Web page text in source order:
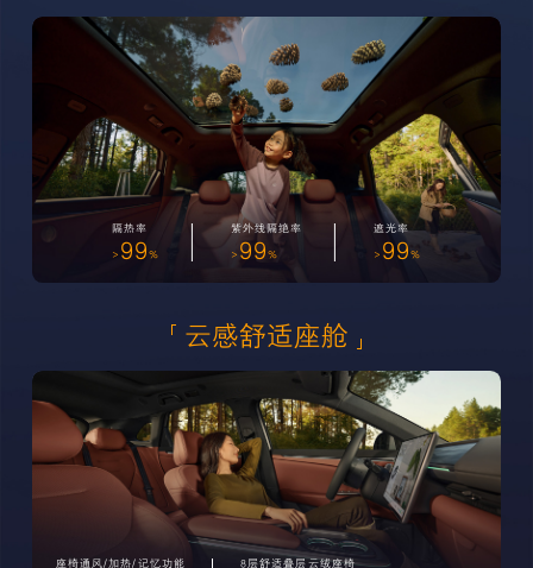
隔热率
> 99%
紫外线隔绝率
> 99%
遮光率
> 99%
云感舒适座舱
座椅通风/加热/记忆功能 8层舒适叠层云绒座椅